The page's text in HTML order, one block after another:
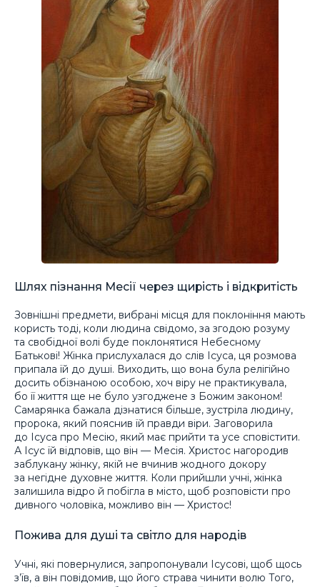
Шлях пізнання Месії через щирість і відкритість
Зовнішні предмети, вибрані місця для поклоніння мають
користь тоді, коли людина свідомо, за згодою розуму
та свобідної волі буде поклонятися Небесному
Батькові! Жінка прислухалася до слів Ісуса, ця розмова
припала їй до душі. Виходить, що вона була релігійно
досить обізнаною особою, хоч віру не практикувала,
бо її життя ще не було узгоджене з Божим законом!
Самарянка бажала дізнатися більше, зустріла людину,
пророка, який пояснив їй правди віри. Заговорила
до Ісуса про Месію, який має прийти та усе сповістити.
А Ісус їй відповів, що він — Месія. Христос нагородив
заблукану жінку, якій не вчинив жодного докору
за негідне духовне життя. Коли прийшли учні, жінка
залишила відро й побігла в місто, щоб розповісти про
дивного чоловіка, можливо він — Христос!
Пожива для душі та світло для народів
Учні, які повернулися, запропонували Ісусові, щоб щось
з’їв, а він повідомив, що його страва чинити волю Того,